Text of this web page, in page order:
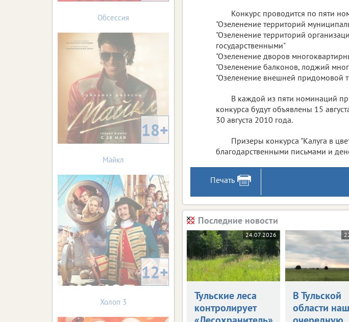
Конкурс проводится по пяти
"Озеленение территорий
"Озеленение территорий
государственными"
"Озеленение дворов
"Озеленение балконов, лоджий
"Озеленение внешней придомовой
В каждой из пяти номинаций
конкурса будут объявлены 15
30 августа 2010 года.
Призеры конкурса "Калуга в
благодарственными письмами и
Печать
Последние новости
24.07.2026
Тульские леса
контролирует
В Тульской
области
Обсессия
18+
Майкл
12+
Холоп 3